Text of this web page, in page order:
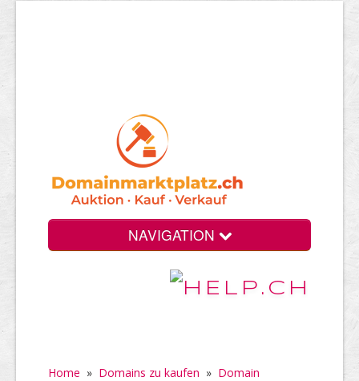
NAVIGATION
Home » Domains zu kaufen » Domain